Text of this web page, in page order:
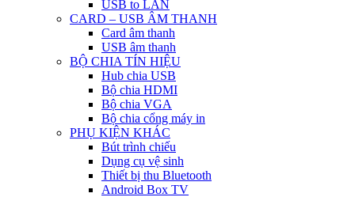
USB to LAN
CARD – USB ÂM THANH
Card âm thanh
USB âm thanh
BỘ CHIA TÍN HIỆU
Hub chia USB
Bộ chia HDMI
Bộ chia VGA
Bộ chia cổng máy in
PHỤ KIỆN KHÁC
Bút trình chiếu
Dụng cụ vệ sinh
Thiết bị thu Bluetooth
Android Box TV